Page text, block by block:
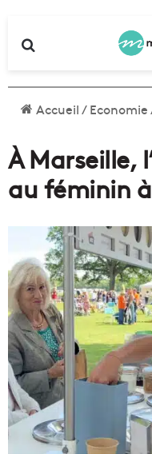
Accueil/Economie
À Marseille,
au féminin